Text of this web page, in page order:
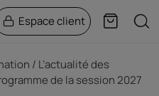
Espace client Panier
L’actualité des
de la session 2027